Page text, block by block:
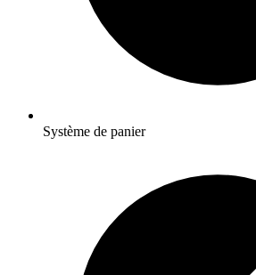
Système de panier